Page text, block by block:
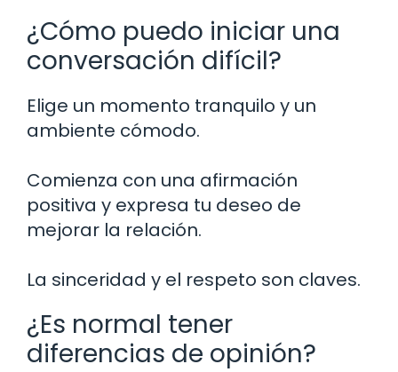
¿Cómo puedo iniciar una
conversación difícil?
Elige un momento tranquilo y un
ambiente cómodo.
Comienza con una afirmación
positiva y expresa tu deseo de
mejorar la relación.
La sinceridad y el respeto son claves.
¿Es normal tener
diferencias de opinión?